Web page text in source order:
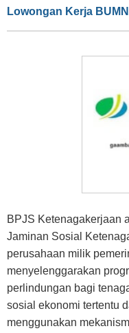
Lowongan Kerja
BPJS Ketenagakerjaan
Jaminan Sosial
perusahaan milik
menyelenggarakan
perlindungan bagi
sosial ekonomi tertentu
menggunakan